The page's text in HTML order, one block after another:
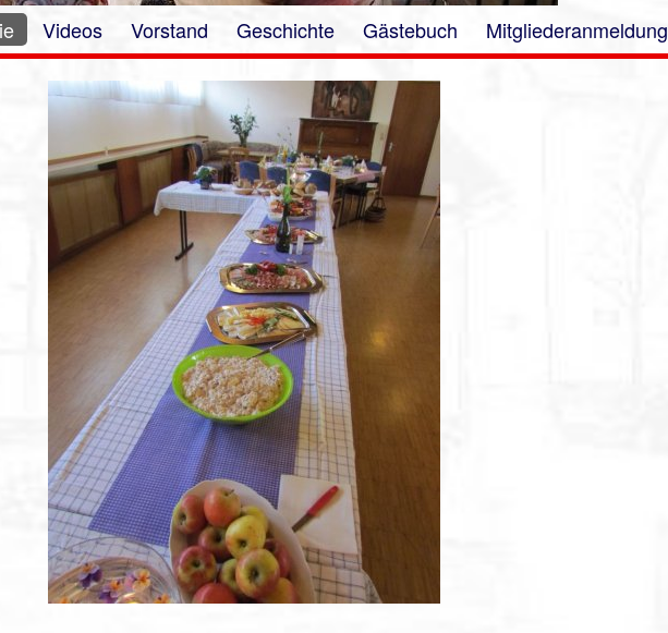
Videos Vorstand Geschichte Gästebuch Mitgliederanmeldung